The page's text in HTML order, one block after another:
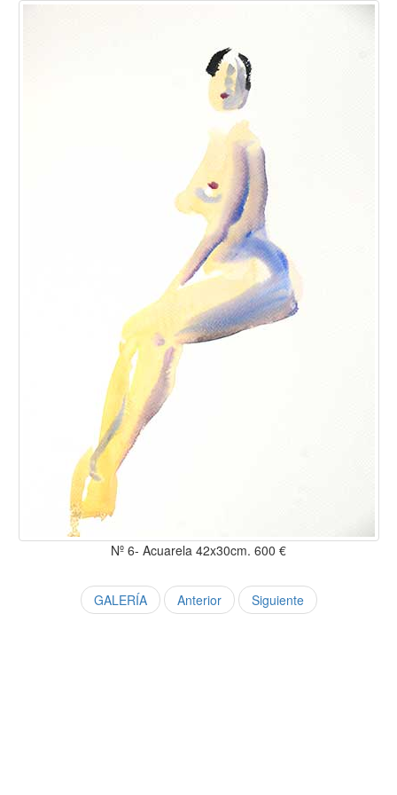
Nº 6- Acuarela 42x30cm. 600 €
GALERÍA Anterior Siguiente